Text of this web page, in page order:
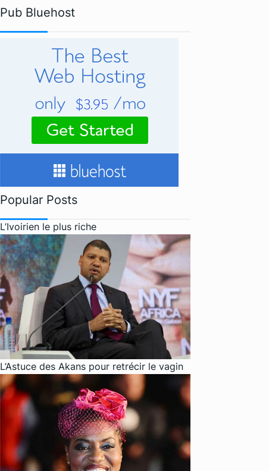
Pub Bluehost
Popular Posts
L’Ivoirien le plus riche
L’Astuce des Akans pour retrécir le vagin